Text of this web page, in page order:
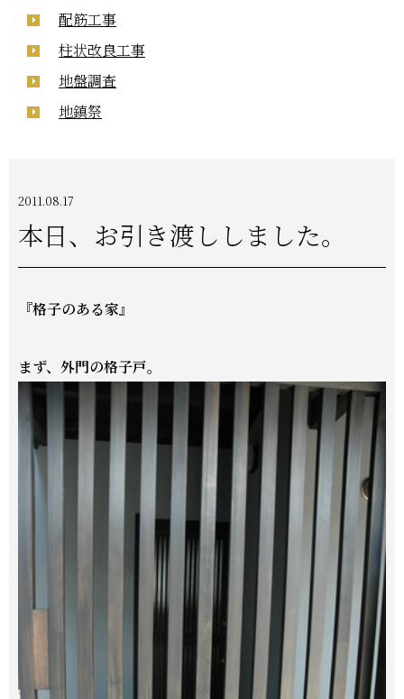
配筋工事
柱状改良工事
地盤調査
地鎮祭
2011.08.17
本日、お引き渡ししました。
『格子のある家』
まず、外門の格子戸。